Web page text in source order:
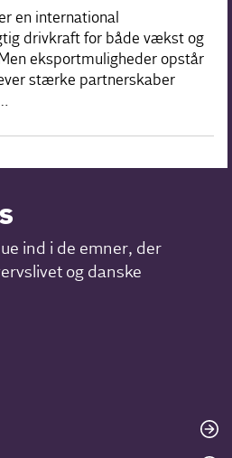
en international
drivkraft for både vækst og
eksportmuligheder opstår
stærke partnerskaber
ind i de emner, der
og danske